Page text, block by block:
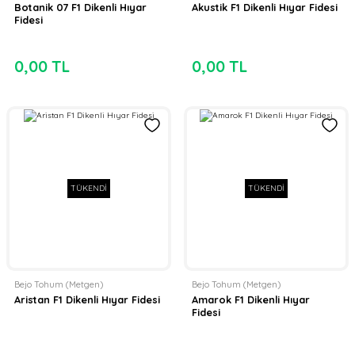
Botanik 07 F1 Dikenli Hıyar
Fidesi
0,00 TL
Akustik F1 Dikenli Hıyar Fidesi
0,00 TL
TÜKENDİ
Bejo Tohum (Metgen)
Aristan F1 Dikenli Hıyar Fidesi
TÜKENDİ
Bejo Tohum (Metgen)
Amarok F1 Dikenli Hıyar
Fidesi